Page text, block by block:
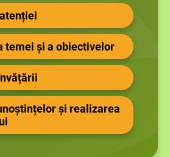
temei și a obiectivelor
și realizarea